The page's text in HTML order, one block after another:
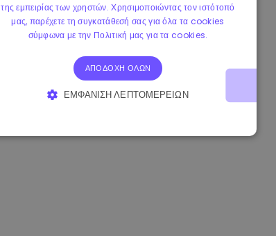
της εμπειρίας των χρηστών. Χρησιμοποιώντας τον ιστότοπό
μας, παρέχετε τη συγκατάθεσή σας για όλα τα cookies
σύμφωνα με την Πολιτική μας για τα cookies.
ΑΠΟΔΟΧΉ ΌΛΩΝ
ΕΜΦΆΝΙΣΗ ΛΕΠΤΟΜΕΡΕΙΏΝ